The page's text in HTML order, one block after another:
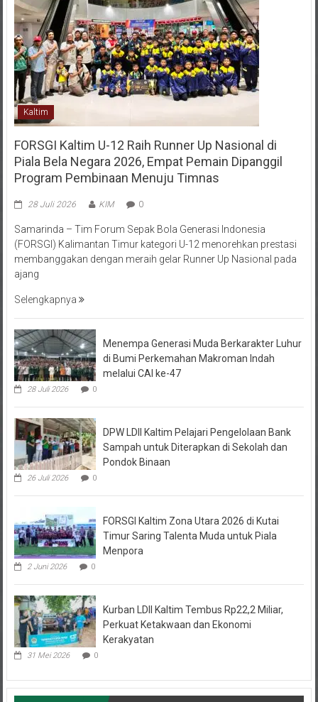
Kaltim
FORSGI Kaltim U-12 Raih Runner Up Nasional di
Piala Bela Negara 2026, Empat Pemain Dipanggil
Program Pembinaan Menuju Timnas
28 Juli 2026 KIM 0
Samarinda – Tim Forum Sepak Bola Generasi Indonesia
(FORSGI) Kalimantan Timur kategori U-12 menorehkan prestasi
membanggakan dengan meraih gelar Runner Up Nasional pada
ajang
Selengkapnya
Menempa Generasi Muda Berkarakter Luhur
di Bumi Perkemahan Makroman Indah
melalui CAI ke-47
28 Juli 2026 0
DPW LDII Kaltim Pelajari Pengelolaan Bank
Sampah untuk Diterapkan di Sekolah dan
Pondok Binaan
26 Juli 2026 0
FORSGI Kaltim Zona Utara 2026 di Kutai
Timur Saring Talenta Muda untuk Piala
Menpora
2 Juni 2026 0
Kurban LDII Kaltim Tembus Rp22,2 Miliar,
Perkuat Ketakwaan dan Ekonomi
Kerakyatan
31 Mei 2026 0